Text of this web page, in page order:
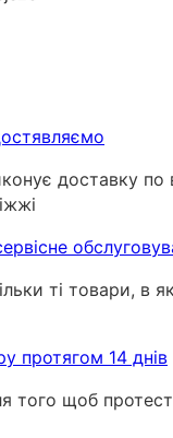
доставку по
ті товари, в
протягом 14 днів
того щоб